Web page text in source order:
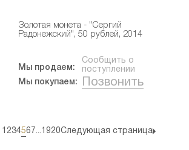
Золотая монета - "Сергий
Радонежский", 50 рублей, 2014
Мы продаем:
Сообщить о
поступлении
Мы покупаем:
Позвонить
1 23456 7...1920Следующая страница